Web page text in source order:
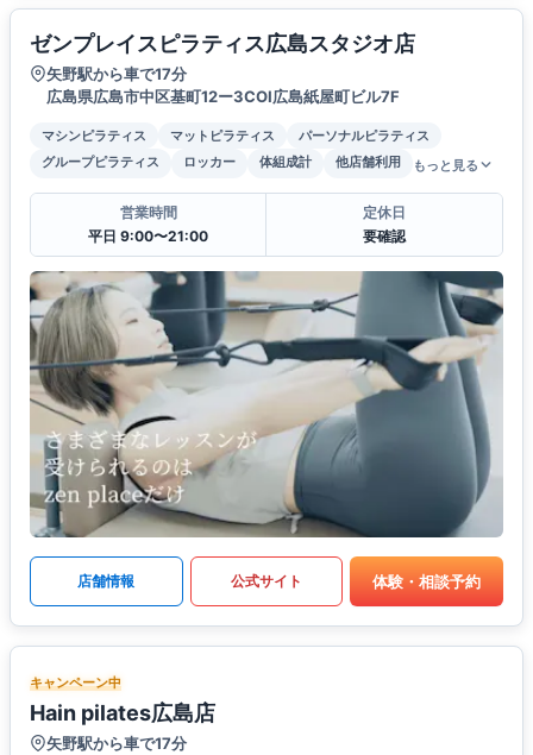
ゼンプレイスピラティス広島スタジオ店
矢野駅から車で17分
広島県広島市中区基町12ー3COI広島紙屋町ビル7F
マシンピラティス マットピラティス
パーソナルピラティス
グループピラティス
ロッカー 体組成計 他店舗利用 もっと見る
営業時間
平日 9:00〜21:00
定休日
要確認
店舗情報 公式サイト 体験・相談予約
キャンペーン中
Hain pilates広島店
矢野駅から車で17分